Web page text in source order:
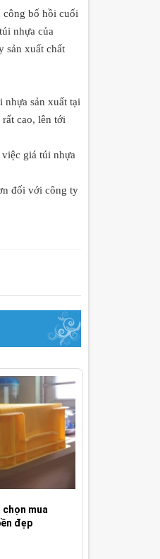
công bố hồi cuối
nhựa của
sản xuất chất
nhựa sản xuất tại
cao, lên tới
việc giá túi nhựa
đối với công ty
chọn mua
đẹp